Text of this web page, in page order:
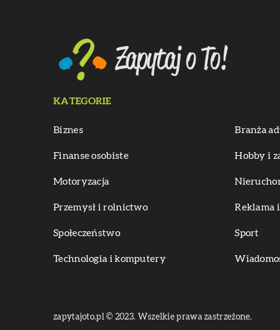
KATEGORIE
Biznes Branża
Finanse osobiste Hobby i
Motoryzacja
Przemysł i rolnictwo Reklama
Społeczeństwo Sport
Technologia i komputery
zapytajoto.pl © 2023. Wszelkie prawa zastrzeżone.